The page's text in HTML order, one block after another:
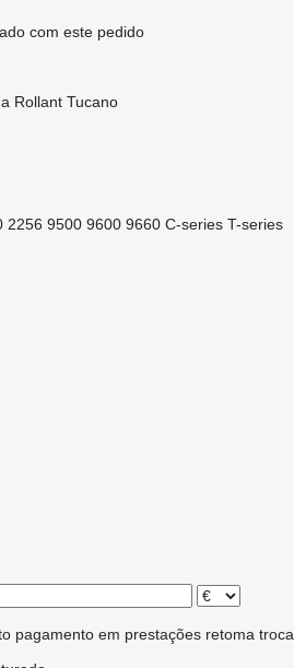
com este pedido
Rollant Tucano
2256 9500 9600 9660 C-series T-series
pagamento em prestações retoma troca